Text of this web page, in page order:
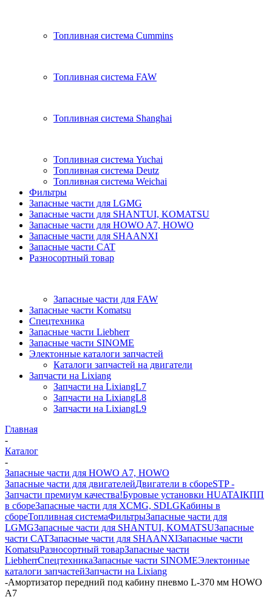
Топливная система Cummins
Топливная система FAW
Топливная система Shanghai
Топливная система Yuchai
Топливная система Deutz
Топливная система Weichai
Фильтры
Запасные части для LGMG
Запасные части для SHANTUI, KOMATSU
Запасные части для HOWO A7, HOWO
Запасные части для SHAANXI
Запасные части CAT
Разносортный товар
Запасные части для FAW
Запасные части Komatsu
Спецтехника
Запасные части Liebherr
Запасные части SINOME
Электонные каталоги запчастей
Каталоги запчастей на двигатели
Запчасти на Lixiang
Запчасти на LixiangL7
Запчасти на LixiangL8
Запчасти на LixiangL9
Главная
-
Каталог
-
Запасные части для HOWO A7, HOWO
Запасные части для двигателейДвигатели в сбореSTP -
Запчасти премиум качества!Буровые установки HUATAIКПП
в сбореЗапасные части для XCMG, SDLGКабины в
сбореТопливная системаФильтрыЗапасные части для
LGMGЗапасные части для SHANTUI, KOMATSUЗапасные
части CATЗапасные части для SHAANXIЗапасные части
KomatsuРазносортный товарЗапасные части
LiebherrСпецтехникаЗапасные части SINOMEЭлектонные
каталоги запчастейЗапчасти на Lixiang
-Амортизатор передний под кабину пневмо L-370 мм HOWO
A7